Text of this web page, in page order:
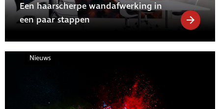
Een haarscherpe wandafwerking in
een paar stappen
Nieuws